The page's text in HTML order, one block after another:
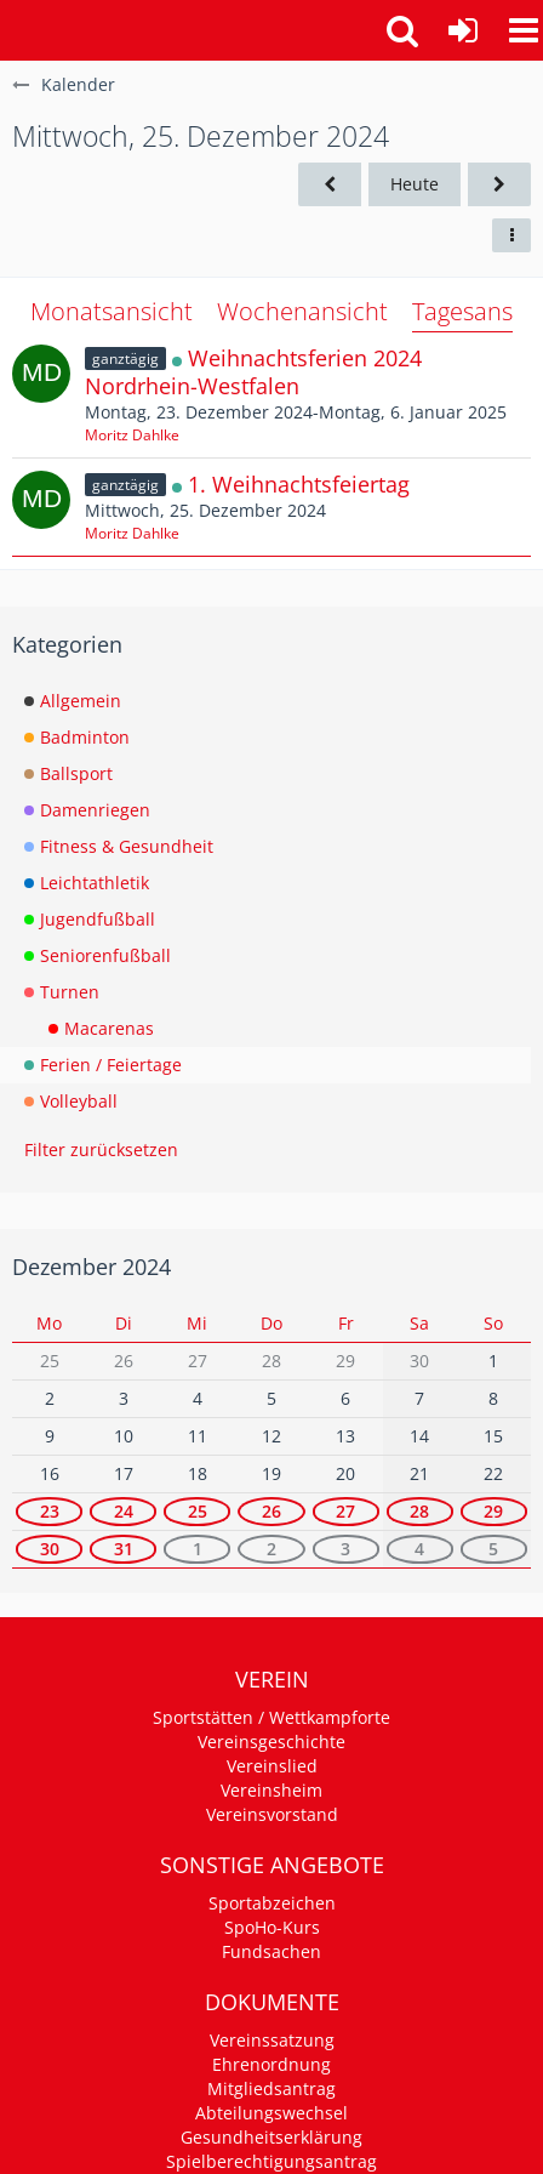
Kalender
Mittwoch, 25. Dezember 2024
Heute
Monatsansicht Wochenansicht
ganztägig
Weihnachtsferien 2024
Nordrhein-Westfalen
Montag, 23. Dezember 2024-Montag, 6. Januar 2025
Moritz Dahlke
ganztägig 1. Weihnachtsfeiertag
Mittwoch, 25. Dezember 2024
Moritz Dahlke
Kategorien
Allgemein
Badminton
Ballsport
Damenriegen
Fitness & Gesundheit
Leichtathletik
Jugendfußball
Seniorenfußball
Turnen
Macarenas
Ferien / Feiertage
Volleyball
Filter zurücksetzen
Dezember 2024
Mo Di Mi Do Fr Sa
So
25
26 27 28 29 30
1
2
3 4 5 6 7
8
9
10 11 12 13 14
15
16
17 18 19 20 21
22
23
24 25 26 27 28
29
30
31 1 2 3 4 5
VEREIN
Sportstätten / Wettkampforte
Vereinsgeschichte
Vereinslied
Vereinsheim
Vereinsvorstand
SONSTIGE ANGEBOTE
Sportabzeichen
SpoHo-Kurs
Fundsachen
DOKUMENTE
Vereinssatzung
Ehrenordnung
Mitgliedsantrag
Abteilungswechsel
Gesundheitserklärung
Spielberechtigungsantrag